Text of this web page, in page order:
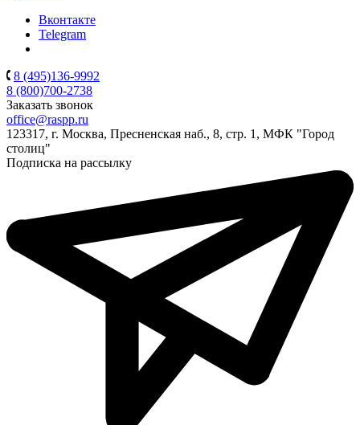
Вконтакте
Telegram
8 (495)136-9992
8 (800)700-2738
Заказать звонок
office@raspp.ru
123317, г. Москва, Пресненская наб., 8, стр. 1, МФК "Город
столиц"
Подписка на рассылку